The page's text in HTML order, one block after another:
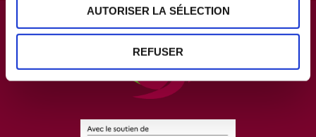
AUTORISER LA SÉLECTION
REFUSER